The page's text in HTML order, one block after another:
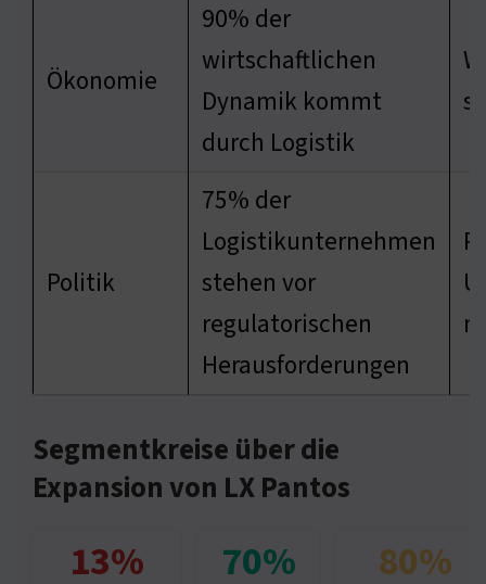
Ökonomie
90% der
wirtschaftlichen
Dynamik kommt
durch Logistik
Politik
75% der
Logistikunternehmen
stehen vor
regulatorischen
Herausforderungen
Segmentkreise über die
Expansion von LX Pantos
13% 70% 80%